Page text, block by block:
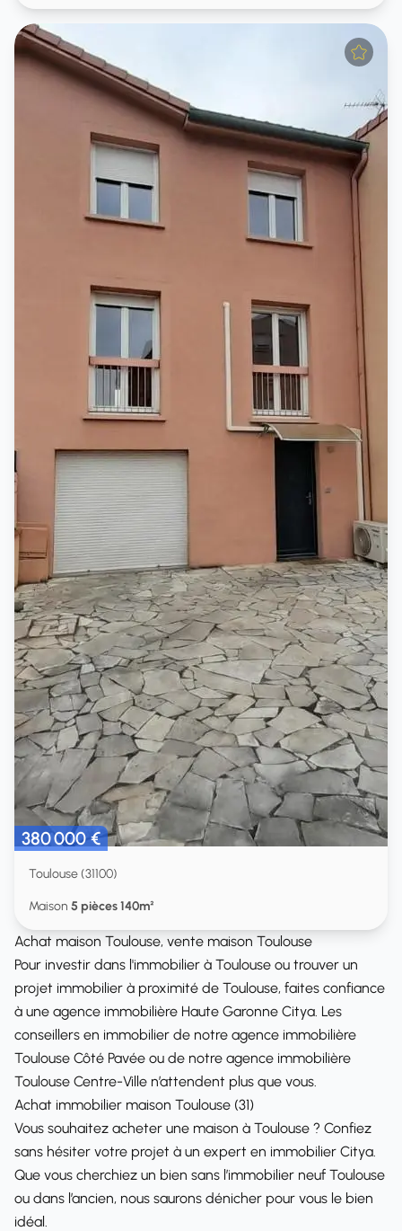
380 000 €
Toulouse (31100)
Maison 5 pièces 140m²
Achat maison Toulouse, vente maison Toulouse
Pour investir dans l'immobilier à Toulouse ou trouver un
projet immobilier à proximité de Toulouse, faites confiance
à une agence immobilière Haute Garonne Citya. Les
conseillers en immobilier de notre agence immobilière
Toulouse Côté Pavée ou de notre agence immobilière
Toulouse Centre-Ville n’attendent plus que vous.
Achat immobilier maison Toulouse (31)
Vous souhaitez acheter une maison à Toulouse ? Confiez
sans hésiter votre projet à un expert en immobilier Citya.
Que vous cherchiez un bien sans l’immobilier neuf Toulouse
ou dans l’ancien, nous saurons dénicher pour vous le bien
idéal.